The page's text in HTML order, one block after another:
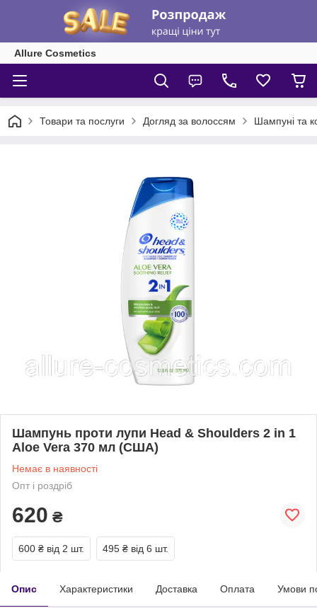
Allure Cosmetics
Товари та послуги Догляд за волоссям Шампуні та
Шампунь проти лупи Head & Shoulders 2 in 1
Aloe Vera 370 мл (США)
Немає в наявності
Опт і роздріб
620 ₴
600 ₴ від 2 шт. 495 ₴ від 6 шт.
Опис Характеристики Доставка Оплата Умови